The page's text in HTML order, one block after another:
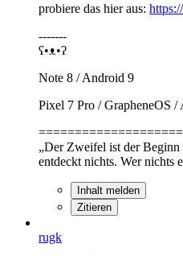
probiere das hier aus:
-------
ʕ•ᴥ•ʔ
Note 8 / Android 9
Pixel 7 Pro / GrapheneOS /
„Der Zweifel ist der Beginn
entdeckt nichts. Wer nichts
Inhalt melden
Zitieren
rugk